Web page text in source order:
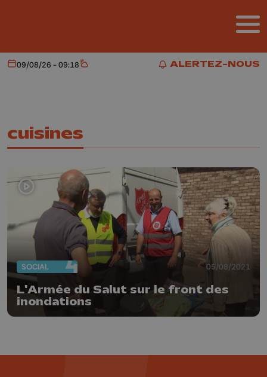
ALERTEZ-NOUS
ALERTEZ-NOUS
Aujourd'hui
09/08/26 - 09:18 Météo
cuisines
SOCIAL 05/08/2021
L'Armée du Salut sur le front des
inondations